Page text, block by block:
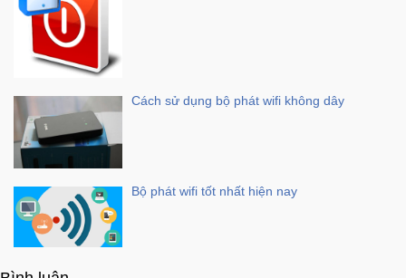
Dịch
Giải
pháp
Voucher
Mẹ
Và
Cách sử dụng bộ phát wifi không dây
Bộ phát wifi tốt nhất hiện nay